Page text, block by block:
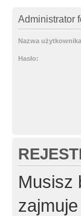
Administrator
Nazwa
Hasło:
Musisz